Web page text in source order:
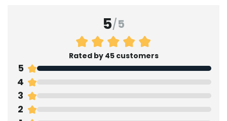
5/5
Rated by 45 customers
5
4
3
2